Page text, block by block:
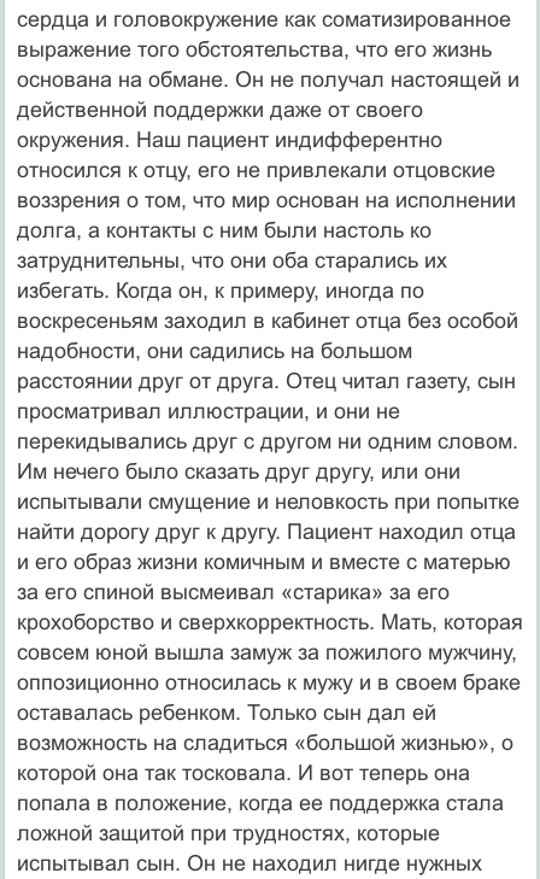
сердца и головокружение как соматизированное
выражение того обстоятельства, что его жизнь
основана на обмане. Он не получал настоящей и
действенной поддержки даже от своего
окружения. Наш пациент индифферентно
относился к отцу, его не привлекали отцовские
воззрения о том, что мир основан на исполнении
долга, а контакты с ним были настоль ко
затруднительны, что они оба старались их
избегать. Когда он, к примеру, иногда по
воскресеньям заходил в кабинет отца без особой
надобности, они садились на большом
расстоянии друг от друга. Отец читал газету, сын
просматривал иллюстрации, и они не
перекидывались друг с другом ни одним словом.
Им нечего было сказать друг другу, или они
испытывали смущение и неловкость при попытке
найти дорогу друг к другу. Пациент находил отца
и его образ жизни комичным и вместе с матерью
за его спиной высмеивал «старика» за его
крохоборство и сверхкорректность. Мать, которая
совсем юной вышла замуж за пожилого мужчину,
оппозиционно относилась к мужу и в своем браке
оставалась ребенком. Только сын дал ей
возможность на сладиться «большой жизнью», о
которой она так тосковала. И вот теперь она
попала в положение, когда ее поддержка стала
ложной защитой при трудностях, которые
испытывал сын. Он не находил нигде нужных